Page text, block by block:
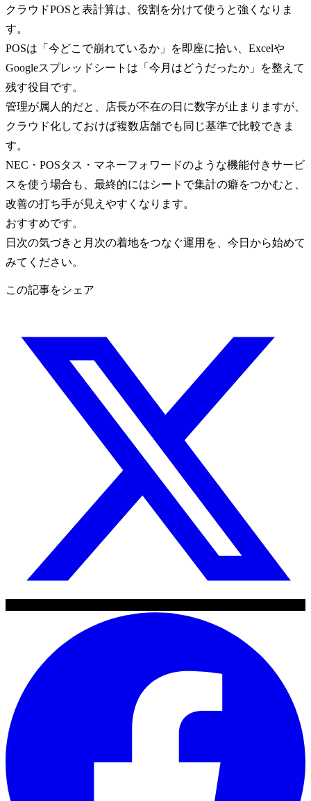
クラウドPOSと表計算は、役割を分けて使うと強くなりま
す。
POSは「今どこで崩れているか」を即座に拾い、Excelや
Googleスプレッドシートは「今月はどうだったか」を整えて
残す役目です。
管理が属人的だと、店長が不在の日に数字が止まりますが、
クラウド化しておけば複数店舗でも同じ基準で比較できま
す。
NEC・POSタス・マネーフォワードのような機能付きサービ
スを使う場合も、最終的にはシートで集計の癖をつかむと、
改善の打ち手が見えやすくなります。
おすすめです。
日次の気づきと月次の着地をつなぐ運用を、今日から始めて
みてください。
この記事をシェア